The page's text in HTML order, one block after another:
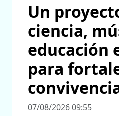
Un
ciencia,
educación
para
07/08/2026 09:55